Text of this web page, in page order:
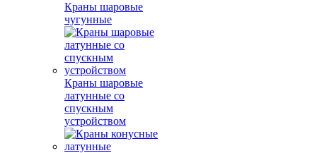
Краны шаровые
чугунные
Краны шаровые
латунные со
спускным
устройством